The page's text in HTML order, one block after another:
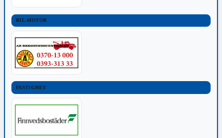
BIL-MOTOR
FASTIGHET